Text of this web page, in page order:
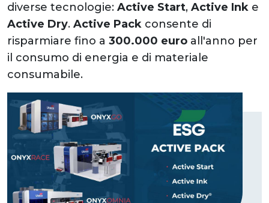
diverse tecnologie: Active Start, Active Ink e
Active Dry. Active Pack consente di
risparmiare fino a 300.000 euro all'anno per
il consumo di energia e di materiale
consumabile.